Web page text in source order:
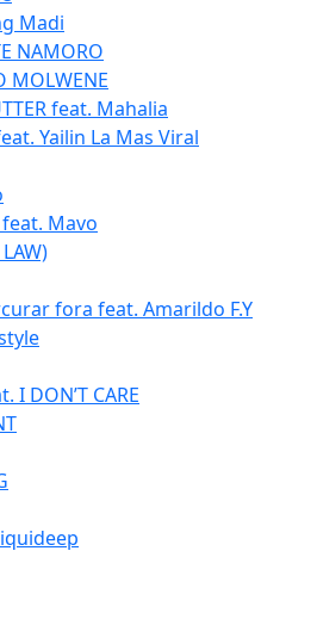
Madi
NAMORO
MOLWENE
feat. Mahalia
Yailin La Mas Viral
feat. Mavo
fora feat. Amarildo F.Y
I DON’T CARE